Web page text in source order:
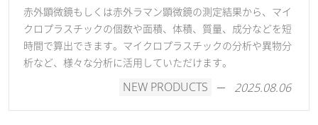
赤外顕微鏡もしくは赤外ラマン顕微鏡の測定結果から、マイ
クロプラスチックの個数や面積、体積、質量、成分などを短
時間で算出できます。マイクロプラスチックの分析や異物分
析など、様々な分析に活用していただけます。
NEW PRODUCTS 2025.08.06